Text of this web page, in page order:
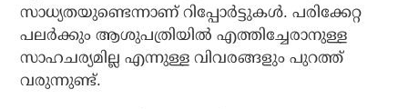
സാധ്യതയുണ്ടെന്നാണ് റിപ്പോര്‍ട്ടുകള്‍. പരിക്കേറ്റ
പലര്‍ക്കും ആശുപത്രിയില്‍ എത്തിച്ചേരാനുള്ള
സാഹചര്യമില്ല എന്നുള്ള വിവരങ്ങളും പുറത്ത്
വരുന്നുണ്ട്.